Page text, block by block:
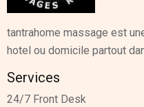
tantrahome massage est
hotel ou domicile partout
Services
24/7 Front Desk